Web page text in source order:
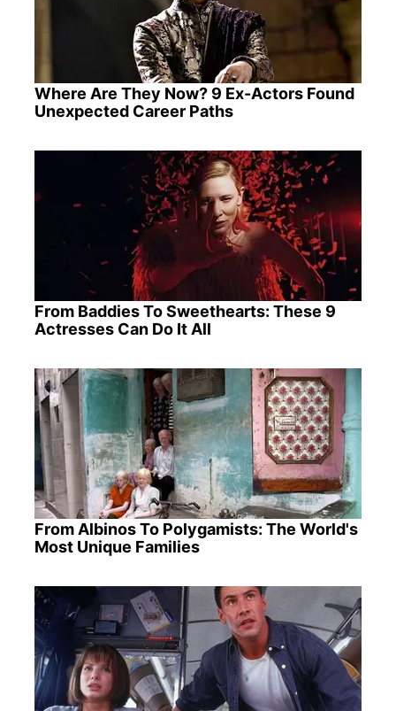
Where Are They Now? 9 Ex-Actors Found
Unexpected Career Paths
From Baddies To Sweethearts: These 9
Actresses Can Do It All
From Albinos To Polygamists: The World's
Most Unique Families